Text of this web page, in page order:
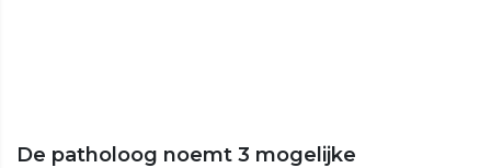
De patholoog noemt 3 mogelijke